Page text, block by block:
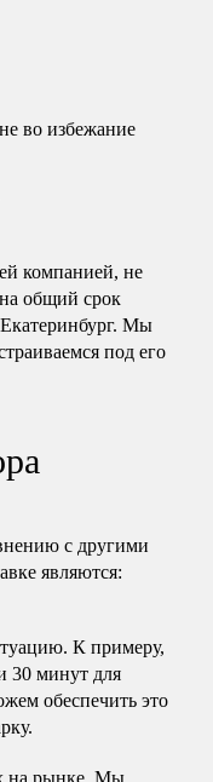
во избежание
компанией, не
общий срок
Екатеринбург. Мы
под его
с другими
являются:
К примеру,
30 минут для
обеспечить это
на рынке. Мы